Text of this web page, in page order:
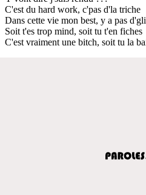
C'est du hard work, c'pas d'la triche
Dans cette vie mon best, y a pas
Soit t'es trop mind, soit tu t'en fiches
C'est vraiment une bitch, soit tu la